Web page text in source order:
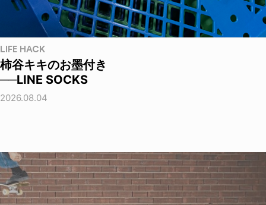
LIFE HACK
柿谷キキのお墨付き
──LINE SOCKS
2026.08.04